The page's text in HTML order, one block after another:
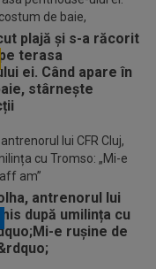
de baie,
reacții
lui CFR Cluj,
cu Tromso: „Mi-e
am”